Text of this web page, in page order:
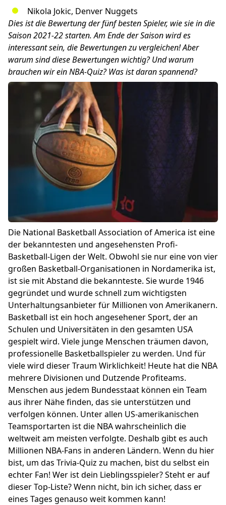
Nikola Jokic, Denver Nuggets
Dies ist die Bewertung der fünf besten Spieler, wie sie in die
Saison 2021-22 starten. Am Ende der Saison wird es
interessant sein, die Bewertungen zu vergleichen! Aber
warum sind diese Bewertungen wichtig? Und warum
brauchen wir ein NBA-Quiz? Was ist daran spannend?
Die National Basketball Association of America ist eine
der bekanntesten und angesehensten Profi-
Basketball-Ligen der Welt. Obwohl sie nur eine von vier
großen Basketball-Organisationen in Nordamerika ist,
ist sie mit Abstand die bekannteste. Sie wurde 1946
gegründet und wurde schnell zum wichtigsten
Unterhaltungsanbieter für Millionen von Amerikanern.
Basketball ist ein hoch angesehener Sport, der an
Schulen und Universitäten in den gesamten USA
gespielt wird. Viele junge Menschen träumen davon,
professionelle Basketballspieler zu werden. Und für
viele wird dieser Traum Wirklichkeit! Heute hat die NBA
mehrere Divisionen und Dutzende Profiteams.
Menschen aus jedem Bundesstaat können ein Team
aus ihrer Nähe finden, das sie unterstützen und
verfolgen können. Unter allen US-amerikanischen
Teamsportarten ist die NBA wahrscheinlich die
weltweit am meisten verfolgte. Deshalb gibt es auch
Millionen NBA-Fans in anderen Ländern. Wenn du hier
bist, um das Trivia-Quiz zu machen, bist du selbst ein
echter Fan! Wer ist dein Lieblingsspieler? Steht er auf
dieser Top-Liste? Wenn nicht, bin ich sicher, dass er
eines Tages genauso weit kommen kann!